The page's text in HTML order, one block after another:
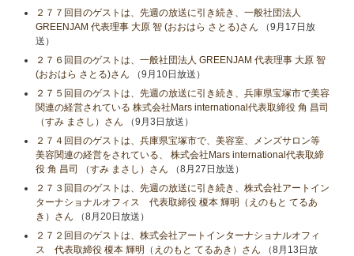
２７７回目のゲストは、先週の放送に引き続き、一般社団法人
GREENJAM 代表理事 大原 智 (おおはら さとる)さん （9月17日放
送）
２７６回目のゲストは、一般社団法人 GREENJAM 代表理事 大原 智
(おおはら さとる)さん （9月10日放送）
２７５回目のゲストは、先週の放送に引き続き、兵庫県宝塚市で美容
関連の経営されている 株式会社Mars international代表取締役 角 昌司
（すみ まさし）さん （9月3日放送）
２７４回目のゲストは、兵庫県宝塚市で、美容室、メンズサロン等
美容関連の経営をされている、 株式会社Mars international代表取締
役 角 昌司 （すみ まさし）さん （8月27日放送）
２７３回目のゲストは、先週の放送に引き続き、株式会社アートイン
ターナショナルオフィス 代表取締役 榎本 輝明（えのもと てるあ
き）さん （8月20日放送）
２７２回目のゲストは、株式会社アートインターナショナルオフィ
ス 代表取締役 榎本 輝明（えのもと てるあき）さん （8月13日放